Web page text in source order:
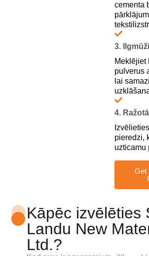
cementa
3.
Meklējiet
pulverus
lai
4.
pieredzi,
uzticamu
Get
Kāpēc izvēlēties
Landu New
Ltd.?